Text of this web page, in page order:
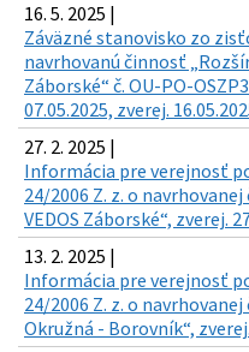
16. 5. 2025 |
Záväzné stanovisko zo
navrhovanú činnosť
Záborské“ č. OU-PO-
07.05.2025, zverej.
27. 2. 2025 |
Informácia pre verejnosť
24/2006 Z. z. o
VEDOS Záborské“, zverej.
13. 2. 2025 |
Informácia pre verejnosť
24/2006 Z. z. o
Okružná - Borovník“,